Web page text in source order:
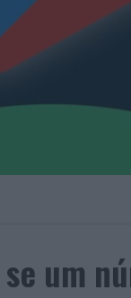
um